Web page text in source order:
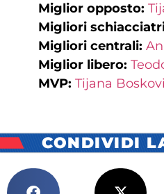
Miglior opposto:
Migliori
Migliori centrali:
Miglior libero:
MVP: Tijana
CONDIVIDI